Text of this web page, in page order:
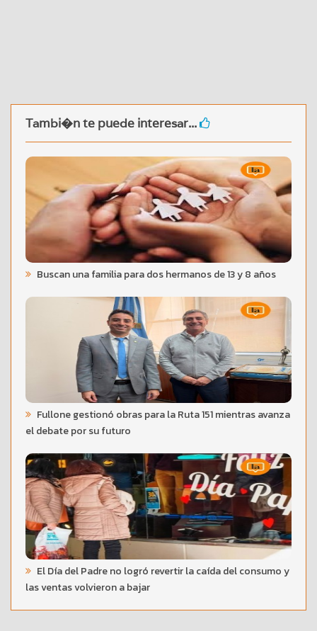
Tambi�n te puede interesar...
Buscan una familia para dos hermanos de 13 y 8 años
Fullone gestionó obras para la Ruta 151 mientras avanza
el debate por su futuro
El Día del Padre no logró revertir la caída del consumo y
las ventas volvieron a bajar